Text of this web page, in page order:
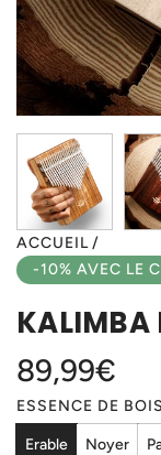
ACCUEIL/
-10% AVEC LE
KALIMBA
Prix
régulier
89,99€
ESSENCE DE BOIS
Erable Noyer